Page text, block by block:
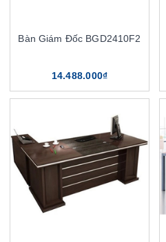
Bàn Giám Đốc BGD2410F2
14.488.000₫